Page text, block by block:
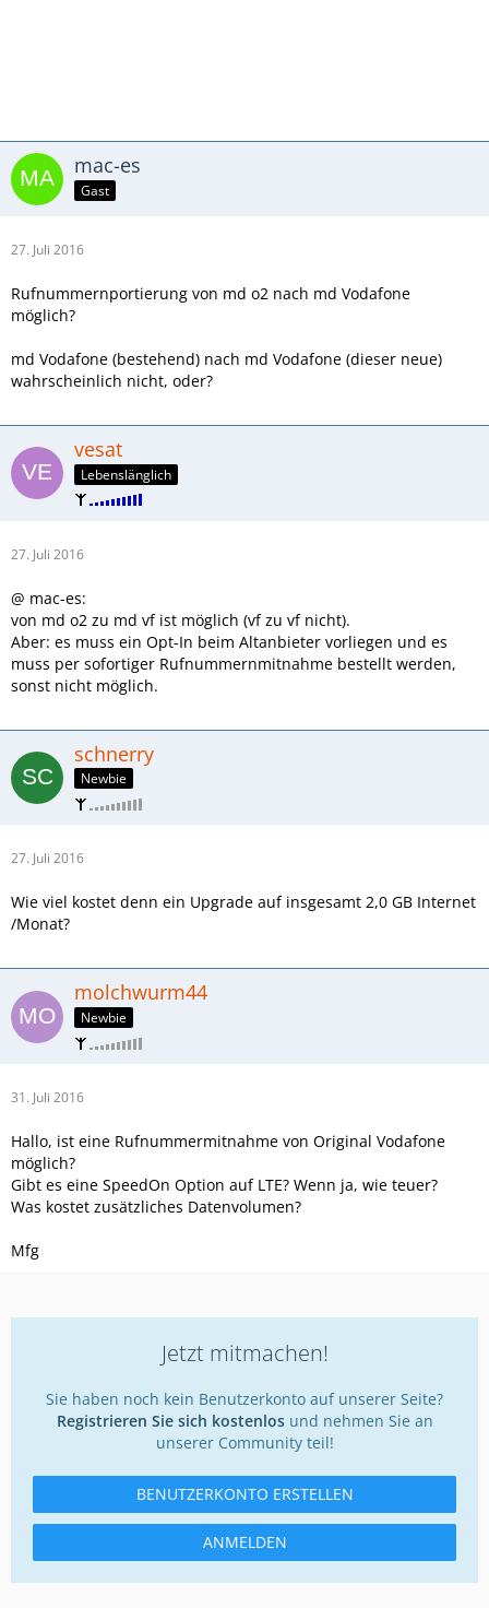
mac-es
Gast
27. Juli 2016
Rufnummernportierung von md o2 nach md Vodafone
möglich?
md Vodafone (bestehend) nach md Vodafone (dieser neue)
wahrscheinlich nicht, oder?
vesat
Lebenslänglich
27. Juli 2016
@ mac-es:
von md o2 zu md vf ist möglich (vf zu vf nicht).
Aber: es muss ein Opt-In beim Altanbieter vorliegen und es
muss per sofortiger Rufnummernmitnahme bestellt werden,
sonst nicht möglich.
schnerry
Newbie
27. Juli 2016
Wie viel kostet denn ein Upgrade auf insgesamt 2,0 GB Internet
/Monat?
molchwurm44
Newbie
31. Juli 2016
Hallo, ist eine Rufnummermitnahme von Original Vodafone
möglich?
Gibt es eine SpeedOn Option auf LTE? Wenn ja, wie teuer?
Was kostet zusätzliches Datenvolumen?
Mfg
Jetzt mitmachen!
Sie haben noch kein Benutzerkonto auf unserer Seite?
Registrieren Sie sich kostenlosund nehmen Sie an
unserer Community teil!
BENUTZERKONTO ERSTELLEN
ANMELDEN